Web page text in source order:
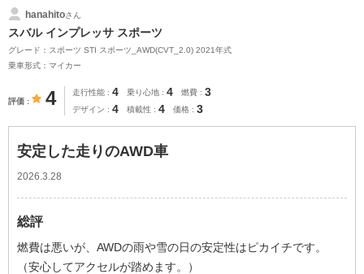
hanahitoさん
スバル インプレッサ スポーツ
グレード：スポーツ STI スポーツ_AWD(CVT_2.0) 2021年式
乗車形式：マイカー
評価 4 走行性能 4 乗り心地 4 燃費 3
デザイン 4 積載性 4 価格 3
安定した走りのAWD車
2026.3.28
総評
燃費は悪いが、AWDの雨や雪の日の安定性はピカイチです。
（安心してアクセルが踏めます。）